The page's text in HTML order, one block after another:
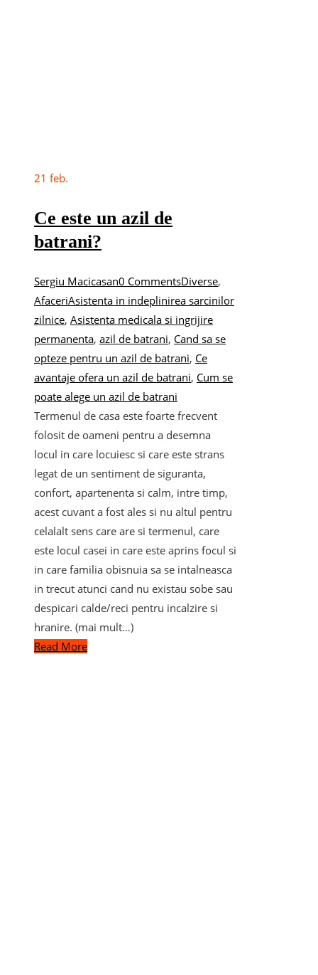
21 feb.
Ce este un azil de
batrani?
Sergiu Macicasan0 CommentsDiverse,
AfaceriAsistenta in indeplinirea sarcinilor
zilnice, Asistenta medicala si ingrijire
permanenta, azil de batrani, Cand sa se
opteze pentru un azil de batrani, Ce
avantaje ofera un azil de batrani, Cum se
poate alege un azil de batrani
Termenul de casa este foarte frecvent
folosit de oameni pentru a desemna
locul in care locuiesc si care este strans
legat de un sentiment de siguranta,
confort, apartenenta si calm, intre timp,
acest cuvant a fost ales si nu altul pentru
celalalt sens care are si termenul, care
este locul casei in care este aprins focul si
in care familia obisnuia sa se intalneasca
in trecut atunci cand nu existau sobe sau
despicari calde/reci pentru incalzire si
hranire. (mai mult…)
Read More